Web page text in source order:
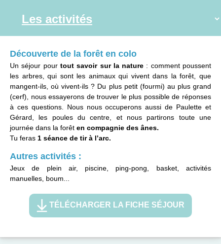
Découverte de la forêt en colo
Un séjour pourtout savoir sur la nature : comment poussent
les arbres, qui sont les animaux qui vivent dans la forêt, que
mangent-ils, où vivent-ils ? Du plus petit (fourmi) au plus grand
(cerf), nous essayerons de trouver le plus possible de réponses
à ces questions. Nous nous occuperons aussi de Paulette et
Gérard, les poules du centre,
et nous partirons toute une
journée dans la forêt en compagnie des ânes.
Tu feras 1 séance de tir à l’arc.
Autres activités :
Jeux de plein air, piscine, ping-pong, basket, activités
manuelles, boum...
TÉLÉCHARGER LA FICHE SÉJOUR